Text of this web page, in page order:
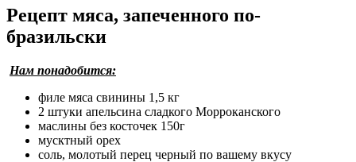
Рецепт мяса, запеченного по-
бразильски
Нам понадобится:
филе мяса свинины 1,5 кг
2 штуки апельсина сладкого Морроканского
маслины без косточек 150г
мусктный орех
соль, молотый перец черный по вашему вкусу